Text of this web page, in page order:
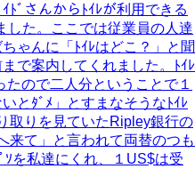
ﾄﾞさんからﾄｲﾚが利用できる
した。ここでは従業員の人達
ゃんに「ﾄｲﾚはどこ？」と聞
で案内してくれました。ﾄｲﾚ
ので二人分ということで１
とﾀﾞﾒ」とすまなそうなﾄｲﾚ
取りを見ていたRipley銀行の
来て」と言われて両替のつも
ｿを私達にくれ、１US$は受